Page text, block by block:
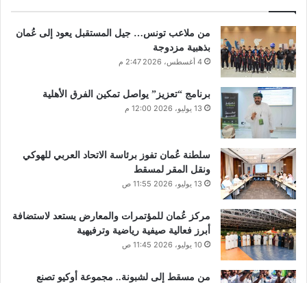
من ملاعب تونس… جيل المستقبل يعود إلى عُمان
بذهبية مزدوجة
4 أغسطس، 2026 2:47 م
برنامج “تعزيز” يواصل تمكين الفرق الأهلية
13 يوليو، 2026 12:00 م
سلطنة عُمان تفوز برئاسة الاتحاد العربي للهوكي
ونقل المقر لمسقط
13 يوليو، 2026 11:55 ص
مركز عُمان للمؤتمرات والمعارض يستعد لاستضافة
أبرز فعالية صيفية رياضية وترفيهية
10 يوليو، 2026 11:45 ص
من مسقط إلى لشبونة.. مجموعة أوكيو تصنع